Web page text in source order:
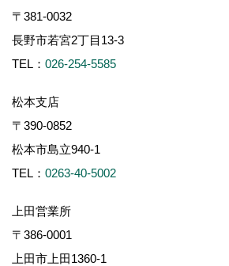
〒381-0032
長野市若宮2丁目13-3
TEL： 026-254-5585
松本支店
〒390-0852
松本市島立940-1
TEL： 0263-40-5002
上田営業所
〒386-0001
上田市上田1360-1